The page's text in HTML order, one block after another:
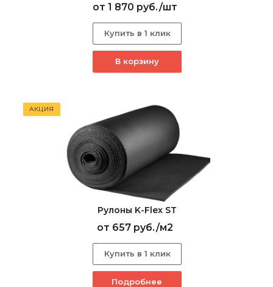
от 1 870 руб./шт
Купить в 1 клик
В корзину
АКЦИЯ
Рулоны K-Flex ST
от 657 руб./м2
Купить в 1 клик
Подробнее